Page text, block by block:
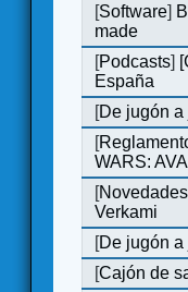
[Software]
made
[Podcasts]
España
[De jugón a
[
WARS:
[
Verkami
[De jugón a
[Cajón de